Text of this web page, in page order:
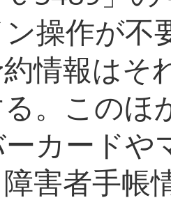
操作が不
情報はそ
。このほ
カードや
害者手帳